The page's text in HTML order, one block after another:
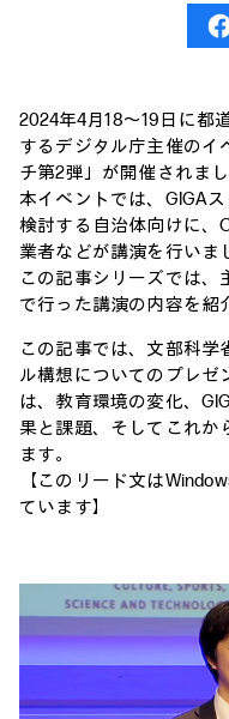
イベント・コラム
イベント・セミナー情報
コラム一覧
日本HP 公式Webサ
2024年4月18～19日に都
するデジタル庁主催のイ
チ第2弾」が開催されまし
本イベントでは、GIGA
検討する自治体向けに、
業者などが講演を行いま
この記事シリーズでは、
で行った講演の内容を紹
この記事では、文部科学
ル構想についてのプレゼ
は、教育環境の変化、
果と課題、そしてこれか
ます。
【このリード文は
ています】